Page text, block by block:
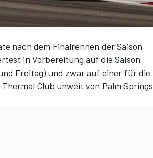
nach dem Finalrennen der Saison
in Vorbereitung auf die Saison
Freitag) und zwar auf einer für die
Thermal Club unweit von Palm Springs